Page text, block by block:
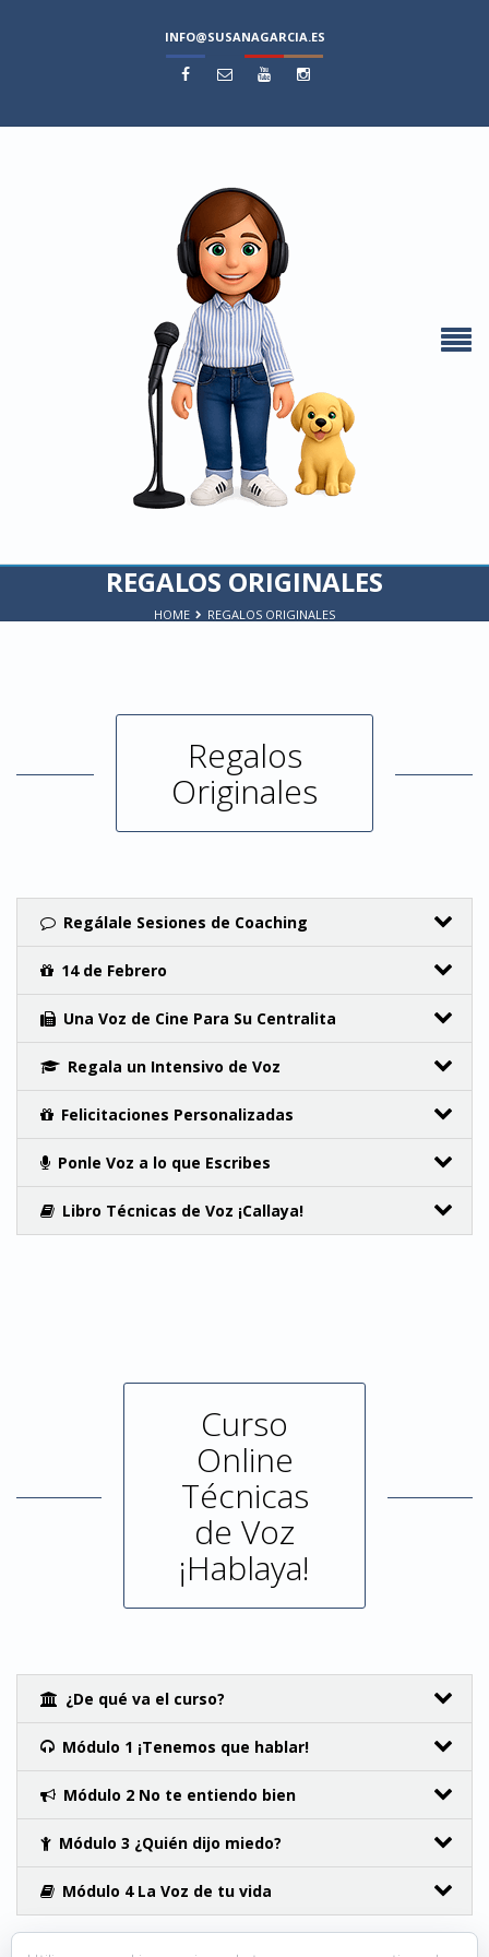
INFO@SUSANAGARCIA.ES
   
REGALOS ORIGINALES
HOME REGALOS ORIGINALES
Regalos
Originales
Regálale Sesiones de Coaching
14 de Febrero
Una Voz de Cine Para Su Centralita
Regala un Intensivo de Voz
Felicitaciones Personalizadas
Ponle Voz a lo que Escribes
Libro Técnicas de Voz ¡Callaya!
Curso
Online
Técnicas
de Voz
¡Hablaya!
¿De qué va el curso?
Módulo 1 ¡Tenemos que hablar!
Módulo 2 No te entiendo bien
Módulo 3 ¿Quién dijo miedo?
Módulo 4 La Voz de tu vida